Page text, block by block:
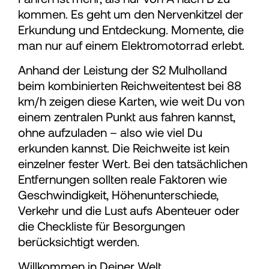
93
94
95
96
97
98
99
kommen. Es geht um den Nervenkitzel der
Erkundung und Entdeckung. Momente, die
man nur auf einem Elektromotorrad erlebt.
Anhand der Leistung der S2 Mulholland
beim kombinierten Reichweitentest bei 88
km/h zeigen diese Karten, wie weit Du von
einem zentralen Punkt aus fahren kannst,
ohne aufzuladen – also wie viel Du
erkunden kannst. Die Reichweite ist kein
einzelner fester Wert. Bei den tatsächlichen
Entfernungen sollten reale Faktoren wie
Geschwindigkeit, Höhenunterschiede,
Verkehr und die Lust aufs Abenteuer oder
die Checkliste für Besorgungen
berücksichtigt werden.
Willkommen in Deiner Welt.